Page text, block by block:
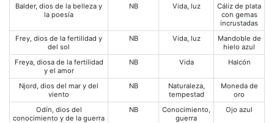
Balder, dios de la belleza y
la poesía
NB Vida, luz
Cáliz de plata
con gemas
incrustadas
Frey, dios de la fertilidad y
del sol
NB Vida, luz
Mandoble de
hielo azul
Freya, diosa de la fertilidad
y el amor
NB Vida Halcón
Njord, dios del mar y del
viento
NB
Naturaleza,
tempestad
Moneda de
oro
Odín, dios del
conocimiento y de la guerra
NB
Conocimiento,
guerra
Ojo azul